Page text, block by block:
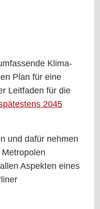
Klima-
Plan für eine
Leitfaden für die
2045
und dafür nehmen
Aspekten eines